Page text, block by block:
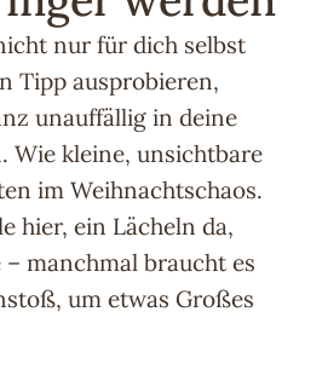
nur für dich selbst
Tipp ausprobieren,
unauffällig in deine
Wie kleine, unsichtbare
im Weihnachtschaos.
hier, ein Lächeln da,
manchmal braucht es
um etwas Großes